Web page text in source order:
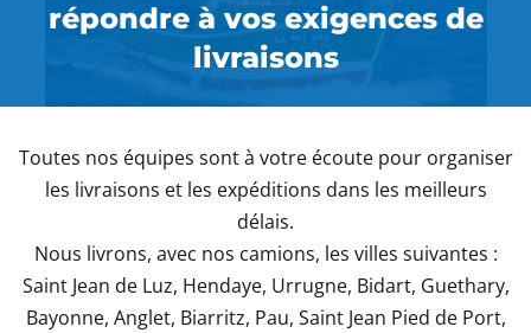
répondre à vos exigences de
livraisons
Toutes nos équipes sont à votre écoute pour organiser
les livraisons et les expéditions dans les meilleurs
délais.
Nous livrons, avec nos camions, les villes suivantes :
Saint Jean de Luz, Hendaye, Urrugne, Bidart, Guethary,
Bayonne, Anglet, Biarritz, Pau, Saint Jean Pied de Port,